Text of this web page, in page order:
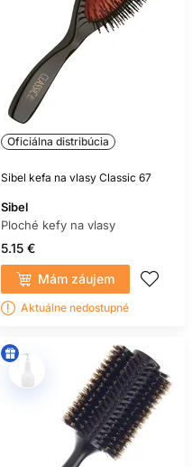
Oficiálna distribúcia
Sibel kefa na vlasy Classic 67
Sibel
Ploché kefy na vlasy
5.15 €
Mám záujem
Aktuálne nedostupné